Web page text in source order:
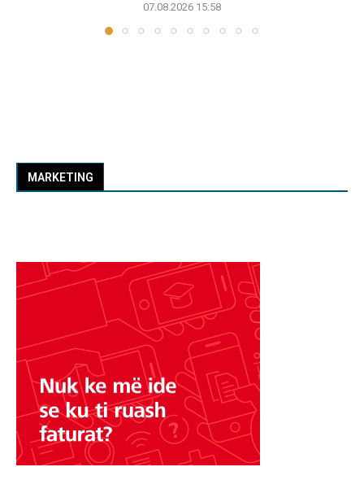
07.08.2026 15:58
MARKETING